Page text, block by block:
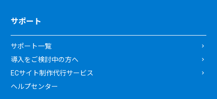
サポート
サポート一覧
導入をご検討中の方へ
ECサイト制作代行サービス
ヘルプセンター